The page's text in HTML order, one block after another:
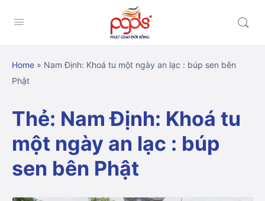
Home » Nam Định: Khoá tu một ngày an lạc : búp sen bên
Phật
Thẻ: Nam Định: Khoá tu
một ngày an lạc : búp
sen bên Phật